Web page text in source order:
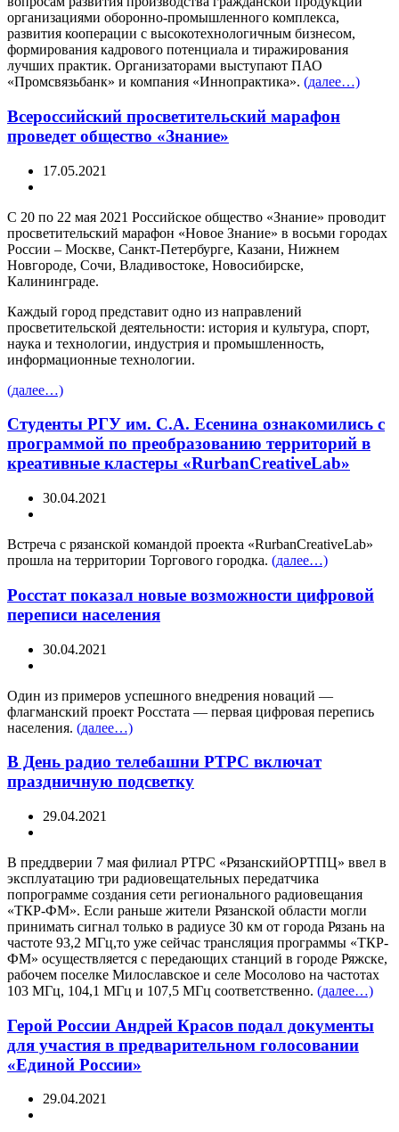
организациями оборонно-промышленного комплекса,
развития кооперации с высокотехнологичным бизнесом,
формирования кадрового потенциала и тиражирования
лучших практик. Организаторами выступают ПАО
«Промсвязьбанк» и компания «Иннопрактика». (далее…)
Всероссийский просветительский марафон
проведет общество «Знание»
17.05.2021
С 20 по 22 мая 2021 Российское общество «Знание» проводит
просветительский марафон «Новое Знание» в восьми городах
России – Москве, Санкт-Петербурге, Казани, Нижнем
Новгороде, Сочи, Владивостоке, Новосибирске,
Калининграде.
Каждый город представит одно из направлений
просветительской деятельности: история и культура, спорт,
наука и технологии, индустрия и промышленность,
информационные технологии.
(далее…)
Студенты РГУ им. С.А. Есенина ознакомились с
программой по преобразованию территорий в
креативные кластеры «RurbanCreativeLab»
30.04.2021
Встреча с рязанской командой проекта «RurbanCreativeLab»
прошла на территории Торгового городка. (далее…)
Росстат показал новые возможности цифровой
переписи населения
30.04.2021
Один из примеров успешного внедрения новаций —
флагманский проект Росстата — первая цифровая перепись
населения. (далее…)
В День радио телебашни РТРС включат
праздничную подсветку
29.04.2021
В преддверии 7 мая филиал РТРС «РязанскийОРТПЦ» ввел в
эксплуатацию три радиовещательных передатчика
попрограмме создания сети регионального радиовещания
«ТКР-ФМ». Если раньше жители Рязанской области могли
принимать сигнал только в радиусе 30 км от города Рязань на
частоте 93,2 МГц,то уже сейчас трансляция программы «ТКР-
ФМ» осуществляется с передающих станций в городе Ряжске,
рабочем поселке Милославское и селе Мосолово на частотах
103 МГц, 104,1 МГц и 107,5 МГц соответственно. (далее…)
Герой России Андрей Красов подал документы
для участия в предварительном голосовании
«Единой России»
29.04.2021